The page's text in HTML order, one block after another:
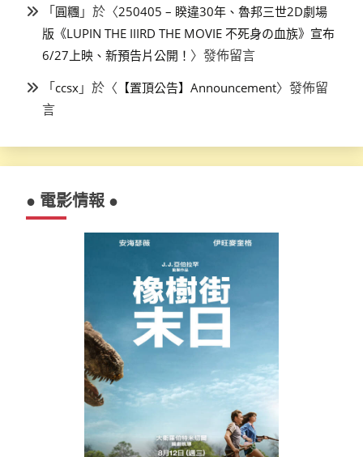
「圓糰 」於〈250405 – 睽違30年、魯邦三世2D劇場
版《LUPIN THE IIIRD THE MOVIE 不死身の血族》宣布
6/27上映、新預告片公開！ 〉發佈留言
「ccsx 」於〈 【置頂公告】Announcement〉發佈留
言
● 電影情報 ●